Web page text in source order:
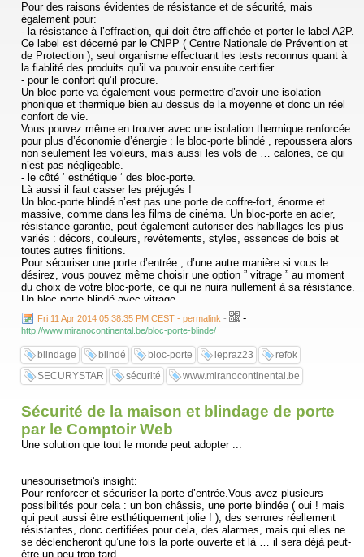
Pour des raisons évidentes de résistance et de sécurité, mais
également pour:
- la résistance à l’effraction, qui doit être affichée et porter le label A2P.
Ce label est décerné par le CNPP ( Centre Nationale de Prévention et
de Protection ), seul organisme effectuant les tests reconnus quant à
la fiablité des produits qu’il va pouvoir ensuite certifier.
- pour le confort qu’il procure.
Un bloc-porte va également vous permettre d’avoir une isolation
phonique et thermique bien au dessus de la moyenne et donc un réel
confort de vie.
Vous pouvez même en trouver avec une isolation thermique renforcée
pour plus d’économie d’énergie : le bloc-porte blindé , repoussera alors
non seulement les voleurs, mais aussi les vols de … calories, ce qui
n’est pas négligeable.
- le côté ‘ esthétique ‘ des bloc-porte.
Là aussi il faut casser les préjugés !
Un bloc-porte blindé n’est pas une porte de coffre-fort, énorme et
massive, comme dans les films de cinéma. Un bloc-porte en acier,
résistance garantie, peut également autoriser des habillages les plus
variés : décors, couleurs, revêtements, styles, essences de bois et
toutes autres finitions.
Pour sécuriser une porte d’entrée , d’une autre manière si vous le
désirez, vous pouvez même choisir une option ” vitrage ” au moment
du choix de votre bloc-porte, ce qui ne nuira nullement à sa résistance.
Un bloc-porte blindé avec vitrage.
Si l’entrée que vous désirez sécuriser, renforcer, par la pose d’un bloc-
porte blindé, entrée qui soit la principale de la maison, ou la ‘ porte de
derrière ‘ également, vous demande quand même de laisser passer
une certaine luminosité, c’est également possible, bien évidemment !
Un bloc-porte, blindé, bien sûr, avec une option supplémentaire de
vitrage, conserve toutes les caractéristiques anti-effractions délivrées
selon les normes en vigueur, et vous apporte en plus une réelle
luminosité supplémentaire.
Ces solutions sont alors appelées ‘ bloc porte vitré ‘ ou encore ‘ bloc
porte de pavillon ‘ et sont largement utilisées dans les maisons
individuelles.sécurité SECURYSTAR
Fri 11 Apr 2014 05:38:35 PM CEST - permalink - -
http://www.miranocontinental.be/bloc-porte-blinde/
blindage blindé bloc-porte lepraz23
refok
SECURYSTAR
sécurité www.miranocontinental.be
Sécurité de la maison et blindage de porte
par le Comptoir Web
Une solution que tout le monde peut adopter ...
unesourisetmoi's insight:
Pour renforcer et sécuriser la porte d’entrée.Vous avez plusieurs
possibilités pour cela : un bon châssis, une porte blindée ( oui ! mais
qui peut aussi être esthétiquement jolie ! ), des serrures réellement
résistantes, donc certifiées pour cela, des alarmes, mais qui elles ne
se déclencheront qu’une fois la porte ouverte et là … il sera déjà peut-
être un peu trop tard.